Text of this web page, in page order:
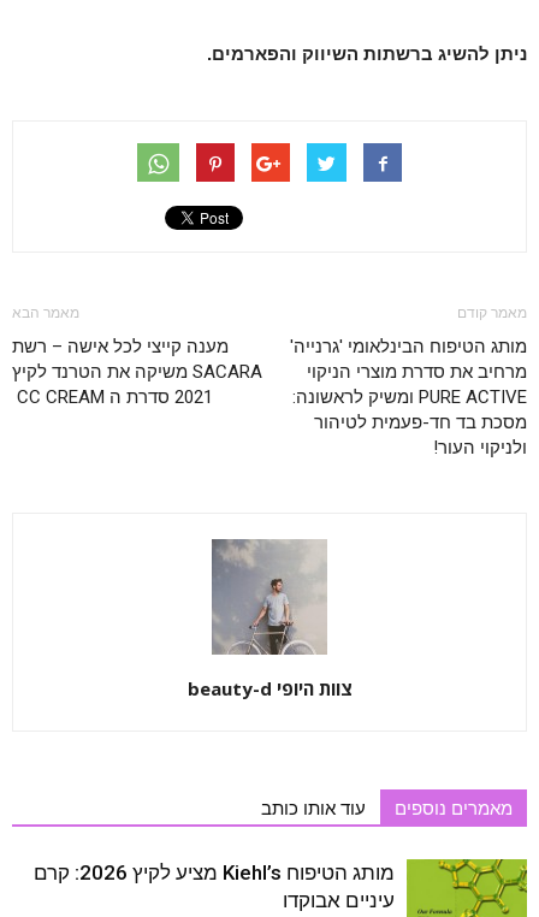
ניתן להשיג ברשתות השיווק והפארמים.
מאמר קודם
מותג הטיפוח הבינלאומי 'גרנייה'
מרחיב את סדרת מוצרי הניקוי
PURE ACTIVE ומשיק לראשונה:
מסכת בד חד-פעמית לטיהור
ולניקוי העור!
מאמר הבא
מענה קייצי לכל אישה – רשת
SACARA משיקה את הטרנד לקיץ
2021 סדרת ה CC CREAM
צוות היופי beauty-d
מאמרים נוספים עוד אותו כותב
מותג הטיפוח Kiehl’s מציע לקיץ 2026: קרם
עיניים אבוקדו